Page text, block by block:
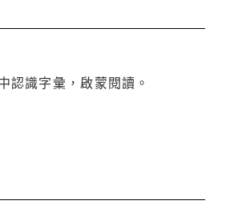
認識字彙，啟蒙閱讀。